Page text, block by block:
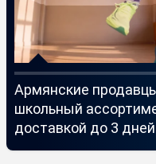
Армянские
школьный
доставкой до 3 дней